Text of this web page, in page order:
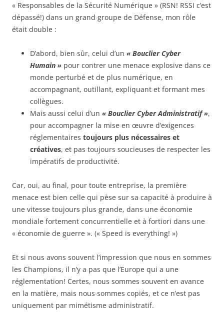
« Responsables de la Sécurité Numérique » (RSN! RSSI c’est
dépassé!) dans un grand groupe de Défense, mon rôle
était double :
D’abord, bien sûr, celui d’un « Bouclier Cyber
Humain » pour contrer une menace explosive dans ce
monde perturbé et de plus numérique, en
accompagnant, outillant, expliquant et formant mes
collègues.
Mais aussi celui d’un « Bouclier Cyber Administratif »,
pour accompagner la mise en œuvre d’exigences
réglementaires toujours plus nécessaires et
créatives, et pas toujours soucieuses de respecter les
impératifs de productivité.
Car, oui, au final, pour toute entreprise, la première
menace est bien celle qui pèse sur sa capacité à produire à
une vitesse toujours plus grande, dans une économie
mondiale fortement concurrentielle et à fortiori dans une
« économie de guerre ». (« Speed is everything! »)
Et si nous avons souvent l’impression que nous en sommes
les Champions, il n’y a pas que l’Europe qui a une
réglementation! Certes, nous sommes souvent en avance
en la matière, mais nous sommes copiés, et ce n’est pas
uniquement par mimétisme administratif.